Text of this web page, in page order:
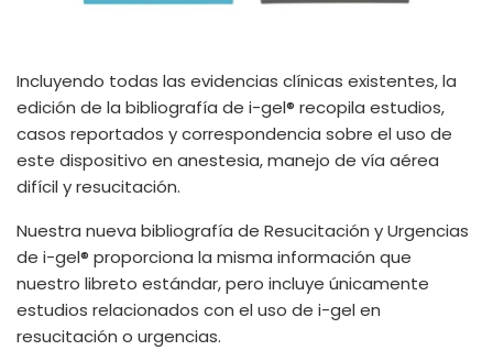
Incluyendo todas las evidencias clínicas existentes, la
edición de la bibliografía de i-gel® recopila estudios,
casos reportados y correspondencia sobre el uso de
este dispositivo en anestesia, manejo de vía aérea
difícil y resucitación.
Nuestra nueva bibliografía de Resucitación y Urgencias
de i-gel® proporciona la misma información que
nuestro libreto estándar, pero incluye únicamente
estudios relacionados con el uso de i-gel en
resucitación o urgencias.